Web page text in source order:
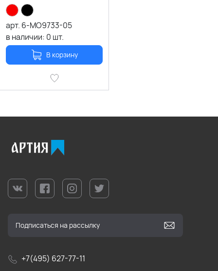
арт. 6-MO9733-05
в наличии: 0 шт.
В корзину
+7(495) 627-77-11